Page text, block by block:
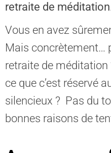
retraite de méditation
Vous en avez
Mais concrètement…
retraite de méditation
ce que c’est réservé
silencieux ? Pas du
bonnes raisons de